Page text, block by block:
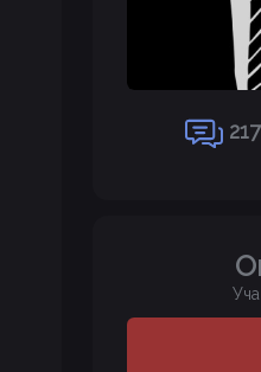
217